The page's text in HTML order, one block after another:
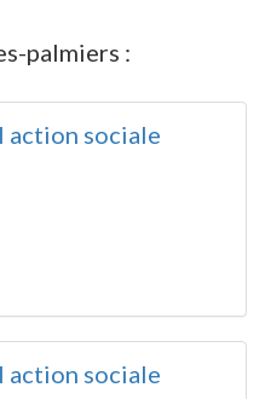
palmiers :
action sociale
action sociale